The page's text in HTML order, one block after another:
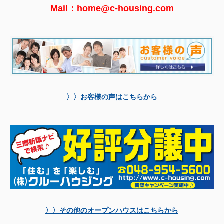
Mail：home@c-housing.com
〉〉お客様の声はこちらから
〉〉その他のオープンハウスはこちらから